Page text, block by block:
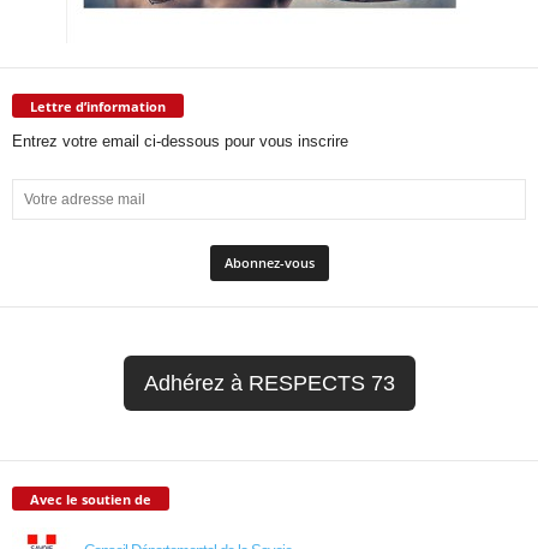
Lettre d’information
Entrez votre email ci-dessous pour vous inscrire
Adhérez à RESPECTS 73
Avec le soutien de